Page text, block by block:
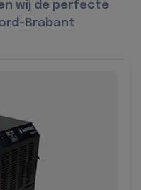
wij de perfecte
Brabant